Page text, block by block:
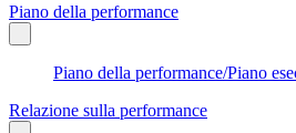
Piano della performance
Piano della performance/Piano
Relazione sulla performance